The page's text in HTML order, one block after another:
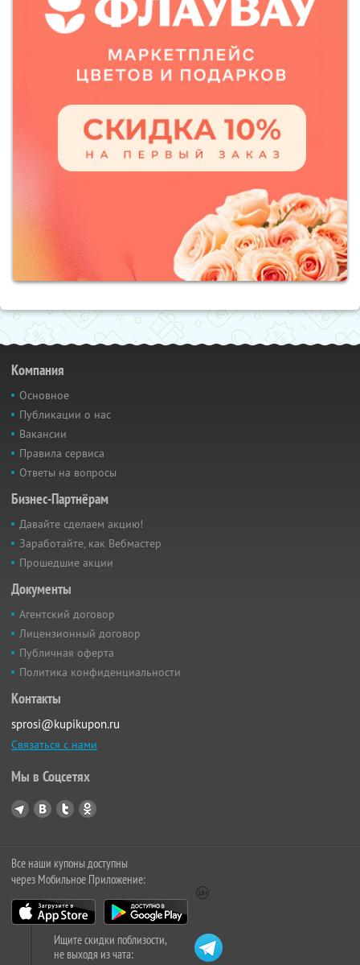
Компания
Основное
Публикации о нас
Вакансии
Правила сервиса
Ответы на вопросы
Бизнес-Партнёрам
Давайте сделаем акцию!
Заработайте, как Вебмастер
Прошедшие акции
Документы
Агентский договор
Лицензионный договор
Публичная оферта
Политика конфиденциальности
Контакты
sprosi@kupikupon.ru
Связаться с нами
Мы в Соцсетях
Все наши купоны доступны
через Мобильное Приложение:
Ищите скидки поблизости,
не выходя из чата: